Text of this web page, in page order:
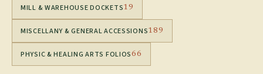
MILL & WAREHOUSE DOCKETS19
MISCELLANY & GENERAL ACCESSIONS189
PHYSIC & HEALING ARTS FOLIOS66